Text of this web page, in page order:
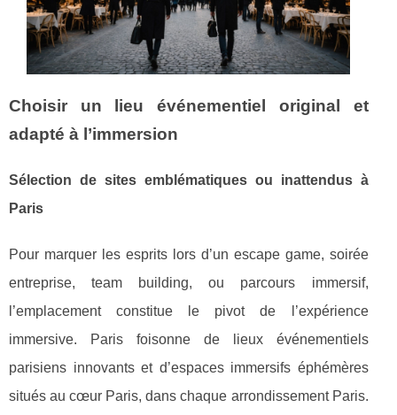
Choisir un lieu événementiel original et
adapté à l’immersion
Sélection de sites emblématiques ou inattendus à
Paris
Pour marquer les esprits lors d’un escape game, soirée
entreprise, team building, ou parcours immersif,
l’emplacement constitue le pivot de l’expérience
immersive. Paris foisonne de lieux événementiels
parisiens innovants et d’espaces immersifs éphémères
situés au cœur Paris, dans chaque arrondissement Paris.